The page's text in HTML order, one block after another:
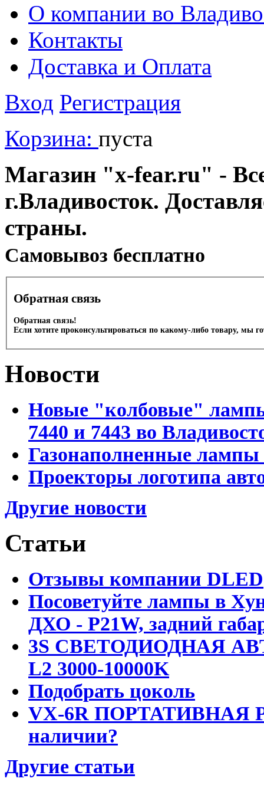
О компании во
Контакты
Доставка и Оплата
Вход Регистрация
Корзина: пуста
Магазин "x-fear.ru" -
г.Владивосток.
страны.
Cамовывоз бесплатно
Обратная связь
Обратная связь!
Если хотите проконсультироваться по какому-либо товару, мы
Новости
Новые "колбовые"
7440 и 7443 во
Газонаполненные лампы
Проекторы логотипа
Другие новости
Статьи
Отзывы компании DLED
Посоветуйте лампы в
ДХО - P21W, задний
3S СВЕТОДИОДНАЯ
L2 3000-10000K
Подобрать цоколь
VX-6R ПОРТАТИВНАЯ
наличии?
Другие статьи